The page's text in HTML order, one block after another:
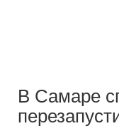
В Самаре